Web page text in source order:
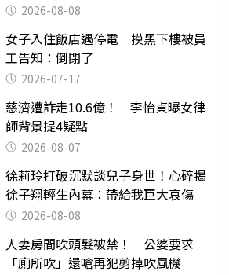
2026-08-08
女子入住飯店遇停電 摸黑下樓被員
工告知：倒閉了
2026-07-17
慈濟遭詐走10.6億！ 李怡貞曝女律
師背景提4疑點
2026-08-07
徐莉玲打破沉默談兒子身世！心碎揭
徐子翔輕生內幕：帶給我巨大哀傷
2026-08-08
人妻房間吹頭髮被禁！ 公婆要求
「廁所吹」還嗆再犯剪掉吹風機